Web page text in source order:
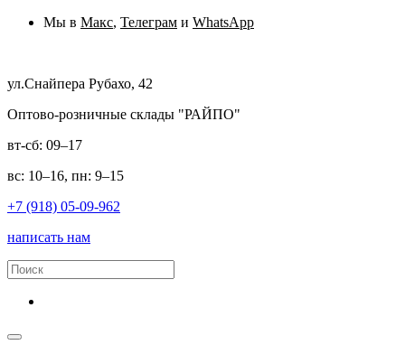
Мы в Макс, Телеграм и WhatsApp
ул.Снайпера Рубахо, 42
Оптово-розничные склады "РАЙПО"
вт-сб: 09–17
вс: 10–16, пн: 9–15
+7 (918) 05-09-962
написать нам